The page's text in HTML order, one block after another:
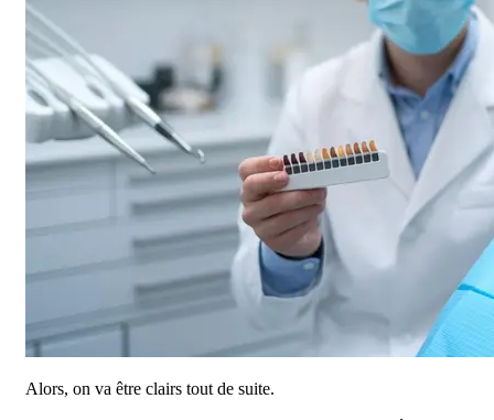
Alors, on va être clairs tout de suite.